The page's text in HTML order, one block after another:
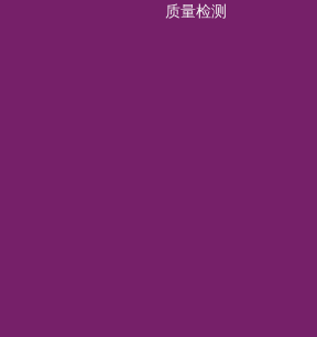
质量检测